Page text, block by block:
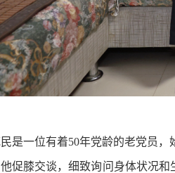
一位有着50年党龄的老党员，
促膝交谈，细致询问身体状况和